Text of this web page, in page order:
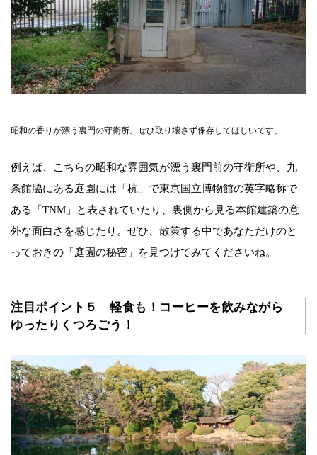
昭和の香りが漂う裏門の守衛所。ぜひ取り壊さず保存してほしいです。
例えば、こちらの昭和な雰囲気が漂う裏門前の守衛所や、九
条館脇にある庭園には「杭」で東京国立博物館の英字略称で
ある「TNM」と表されていたり、裏側から見る本館建築の意
外な面白さを感じたり。ぜひ、散策する中であなただけのと
っておきの「庭園の秘密」を見つけてみてくださいね。
注目ポイント５ 軽食も！コーヒーを飲みながら
ゆったりくつろごう！